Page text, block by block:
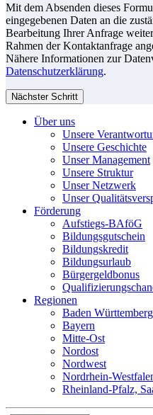
Mit dem Absenden dieses
eingegebenen Daten an die
Bearbeitung Ihrer Anfrage
Rahmen der Kontaktanfrage
Nähere Informationen zur
Datenschutzerklärung.
Nächster Schritt
Über uns
Unsere
Unsere Geschichte
Unser Management
Unsere Struktur
Unser Netzwerk
Unser
Förderung
Aufstiegs-BAföG
Bildungsgutschein
Bildungskredit
Bildungsurlaub
Bürgergeldbonus
Regionen
Baden Württemberg
Bayern
Mitte-Ost
Nordost
Nordwest
Nordrhein-
Rheinland-Pfalz,